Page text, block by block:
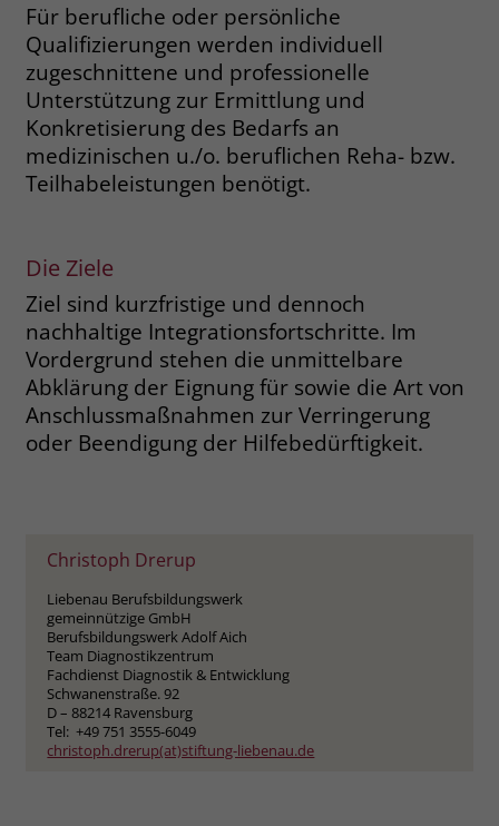
Für berufliche oder persönliche
Qualifizierungen werden individuell
zugeschnittene und professionelle
Unterstützung zur Ermittlung und
Konkretisierung des Bedarfs an
medizinischen u./o. beruflichen Reha- bzw.
Teilhabeleistungen benötigt.
Die Ziele
Ziel sind kurzfristige und dennoch
nachhaltige Integrationsfortschritte. Im
Vordergrund stehen die unmittelbare
Abklärung der Eignung für sowie die Art von
Anschlussmaßnahmen zur Verringerung
oder Beendigung der Hilfebedürftigkeit.
Christoph Drerup
Liebenau Berufsbildungswerk
gemeinnützige GmbH
Berufsbildungswerk Adolf Aich
Team Diagnostikzentrum
Fachdienst Diagnostik & Entwicklung
Schwanenstraße. 92
D – 88214 Ravensburg
Tel: +49 751 3555-6049
christoph.drerup(at)stiftung-liebenau.de
Anbieter Google Ads
Laufzeit 90 Tage
Dieses Cookie wird gesetzt, wenn ein
User über einen Klick auf eine Google
Werbeanzeige auf die Website gelangt.
Es enthält Informationen darüber,
Anzeige zugewiesen werden können.
Name _fbp
Anbieter Facebook
Zweck
von Facebook zurückzuführen. Dieses
Facebook platziert es, während ein
Verbraucher auf Facebook ist. Dieses
Cookie verfolgt die Besuche eines
Nutzers auf verschiedenen Websites
und meldet dieses Verhalten an
Facebook. Facebook kann dann die
gesammelten Daten nutzen, um den